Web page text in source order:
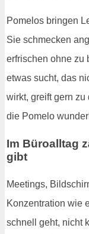
Pomelos bringen
Sie schmecken
erfrischen ohne zu
etwas sucht, das
wirkt, greift gern
die Pomelo
Im Büroalltag
gibt
Meetings,
Konzentration wie
schnell geht, nicht